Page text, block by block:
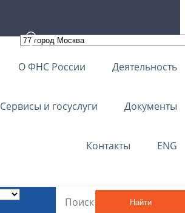
О ФНС России Деятельность
Сервисы и госуслуги Документы
Контакты ENG
Найти